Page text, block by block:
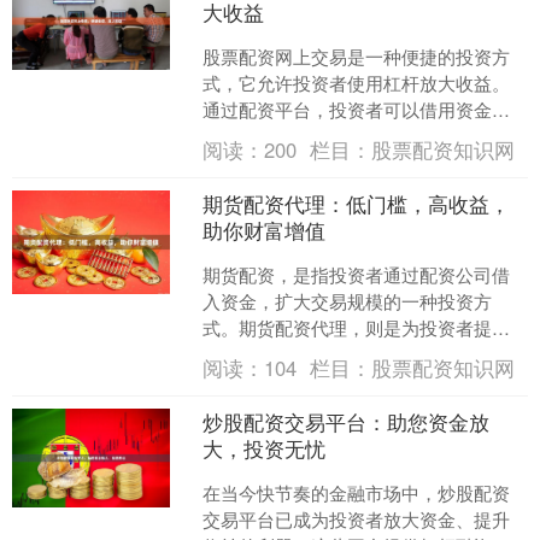
大收益
股票配资网上交易是一种便捷的投资方
式，它允许投资者使用杠杆放大收益。
通过配资平台，投资者可以借用资金，
将自己的投资金额放大数倍，从而获得
更高的潜在回报。 **便....
阅读：200 栏目： 股票配资知识网
期货配资代理：低门槛，高收益，
助你财富增值
期货配资，是指投资者通过配资公司借
入资金，扩大交易规模的一种投资方
式。期货配资代理，则是为投资者提供
配资服务的中间人。 相较于传统投资方
式，期货配资具有以下优势....
阅读： 104 栏目： 股票配资知识网
炒股配资交易平台：助您资金放
大，投资无忧
在当今快节奏的金融市场中，炒股配资
交易平台已成为投资者放大资金、提升